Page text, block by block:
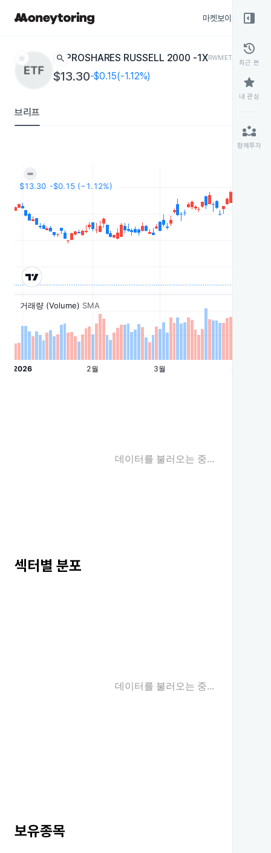
마켓보이스
star search PROSHARES RUSSELL 2000 -1XRWMETF
$13.30-$0.15(-1.12%)
브리프
right_panel_open
history
최근 본
star
내 관심
partner_exchange
함께투자